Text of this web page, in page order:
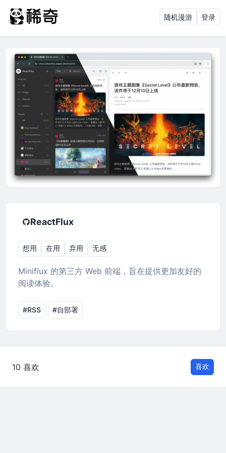
随机漫游 登录
ReactFlux
想用 在用 弃用 无感
Miniflux 的第三方 Web 前端，旨在提供更加友好的
阅读体验。
#RSS #自部署
10 喜欢 喜欢